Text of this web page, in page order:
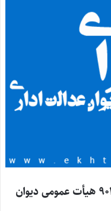
رأی شماره‌های ۹۰۰ الی ۹۰۲ هیأت عمومی دیوان